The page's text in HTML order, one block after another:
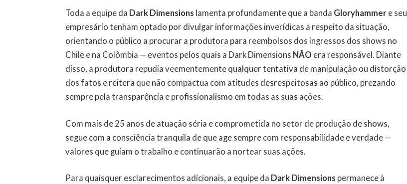
Toda a equipe da Dark Dimensions lamenta profundamente que a banda Gloryhammer e seu
empresário tenham optado por divulgar informações inverídicas a respeito da situação,
orientando o público a procurar a produtora para reembolsos dos ingressos dos shows no
Chile e na Colômbia — eventos pelos quais a Dark Dimensions NÃO era responsável. Diante
disso, a produtora repudia veementemente qualquer tentativa de manipulação ou distorção
dos fatos e reitera que não compactua com atitudes desrespeitosas ao público, prezando
sempre pela transparência e profissionalismo em todas as suas ações.
Com mais de 25 anos de atuação séria e comprometida no setor de produção de shows,
segue com a consciência tranquila de que age sempre com responsabilidade e verdade —
valores que guiam o trabalho e continuarão a nortear suas ações.
Para quaisquer esclarecimentos adicionais, a equipe da Dark Dimensions permanece à